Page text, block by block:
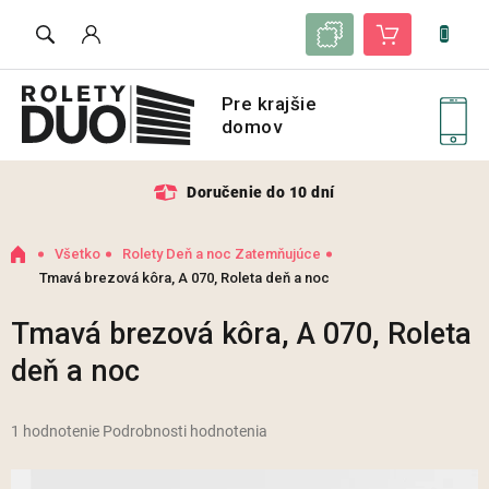
Zoznam vzoriek Nákupný košík
Doručenie do 10 dní
Domov
Všetko
Rolety Deň a noc Zatemňujúce
Tmavá brezová kôra, A 070, Roleta deň a noc
Tmavá brezová kôra, A 070, Roleta
deň a noc
Priemerné
1 hodnotenie Podrobnosti hodnotenia